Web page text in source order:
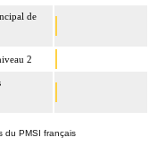
de
2
du PMSI français